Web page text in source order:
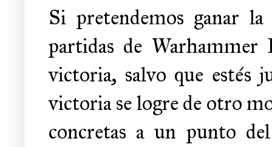
Si pretendemos ganar
partidas de Warhammer
victoria, salvo que estés
victoria se logre de otro
concretas a un punto